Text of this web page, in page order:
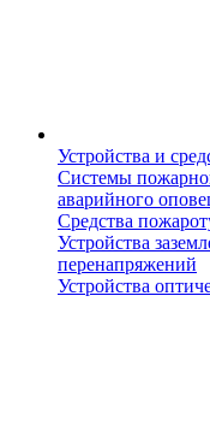
Устройства и
Системы
аварийного
Средства
Устройства
перенапряжений
Устройства